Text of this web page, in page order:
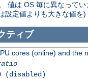
値は OS 毎に異なって
定値よりも大きな値を)
ティブ
cores (online) and the
(disabled)